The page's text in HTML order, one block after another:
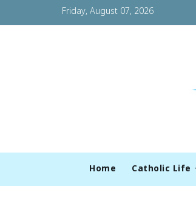
Friday, August 07, 2026
Home Catholic Life